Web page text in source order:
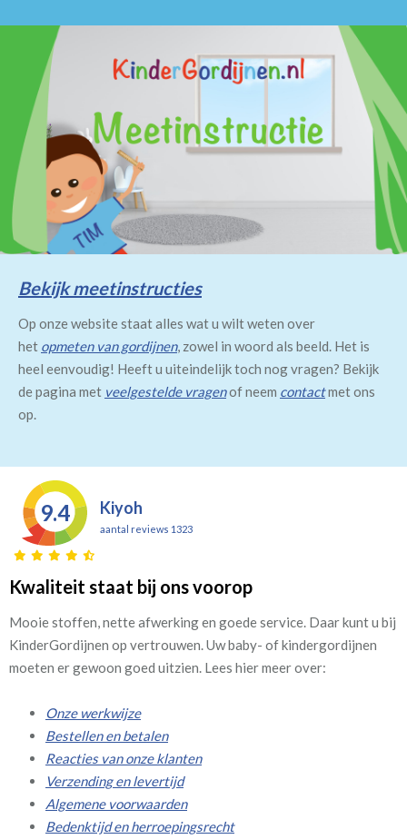
Bekijk meetinstructies
Op onze website staat alles wat u wilt weten over
het opmeten van gordijnen, zowel in woord als beeld. Het is
heel eenvoudig! Heeft u uiteindelijk toch nog vragen? Bekijk
de pagina met veelgestelde vragenof neem contactmet ons
op.
9.4 Kiyoh
aantal reviews 1323
Kwaliteit staat bij ons voorop
Mooie stoffen, nette afwerking en goede service. Daar kunt u bij
KinderGordijnen op vertrouwen. Uw baby- of kindergordijnen
moeten er gewoon goed uitzien. Lees hier meer over:
Onze werkwijze
Bestellen en betalen
Reacties van onze klanten
Verzending en levertijd
Algemene voorwaarden
Bedenktijd en herroepingsrecht